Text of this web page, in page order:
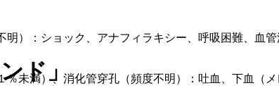
）：ショック、アナフィラキシー、呼吸困難、血
未満）、消化管穿孔（頻度不明）：吐血、下血（
ド」